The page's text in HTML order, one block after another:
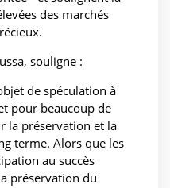
des marchés
souligne :
de spéculation à
pour beaucoup de
la préservation et la
terme. Alors que les
au succès
préservation du